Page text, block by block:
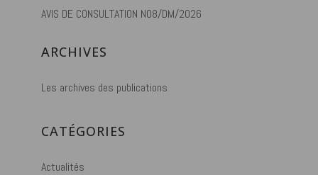
AVIS DE CONSULTATION N08/DM/2026
ARCHIVES
Les archives des publications
CATÉGORIES
Actualités